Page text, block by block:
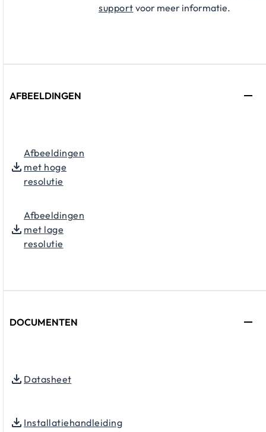
support voor meer informatie.
AFBEELDINGEN
Afbeeldingen
met hoge
resolutie
Afbeeldingen
met lage
resolutie
DOCUMENTEN
Datasheet
Installatiehandleiding